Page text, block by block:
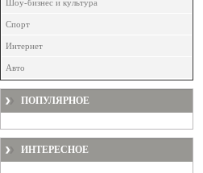
Шоу-бизнес и культура
Спорт
Интернет
Авто
ПОПУЛЯРНОЕ
ИНТЕРЕСНОЕ